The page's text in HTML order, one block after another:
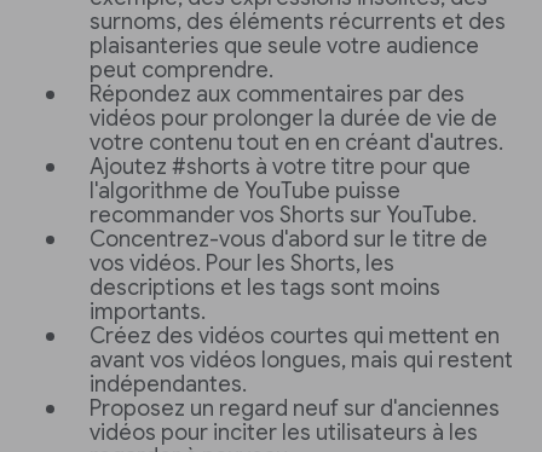
surnoms, des éléments récurrents et des
plaisanteries que seule votre audience
peut comprendre.
Répondez aux commentaires par des
vidéos pour prolonger la durée de vie de
votre contenu tout en en créant d'autres.
Ajoutez #shorts à votre titre pour que
l'algorithme de YouTube puisse
recommander vos Shorts sur YouTube.
Concentrez-vous d'abord sur le titre de
vos vidéos. Pour les Shorts, les
descriptions et les tags sont moins
importants.
Créez des vidéos courtes qui mettent en
avant vos vidéos longues, mais qui restent
indépendantes.
Proposez un regard neuf sur d'anciennes
vidéos pour inciter les utilisateurs à les